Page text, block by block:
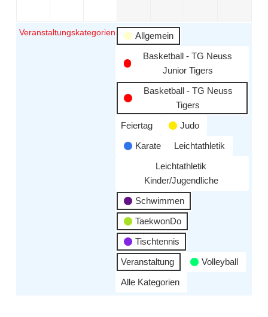
Veranstaltungskategorien
Allgemein
Basketball - TG Neuss
Junior Tigers
Basketball - TG Neuss
Tigers
Feiertag
Judo
Karate
Leichtathletik
Leichtathletik
Kinder/Jugendliche
Schwimmen
TaekwonDo
Tischtennis
Veranstaltung
Volleyball
Alle Kategorien